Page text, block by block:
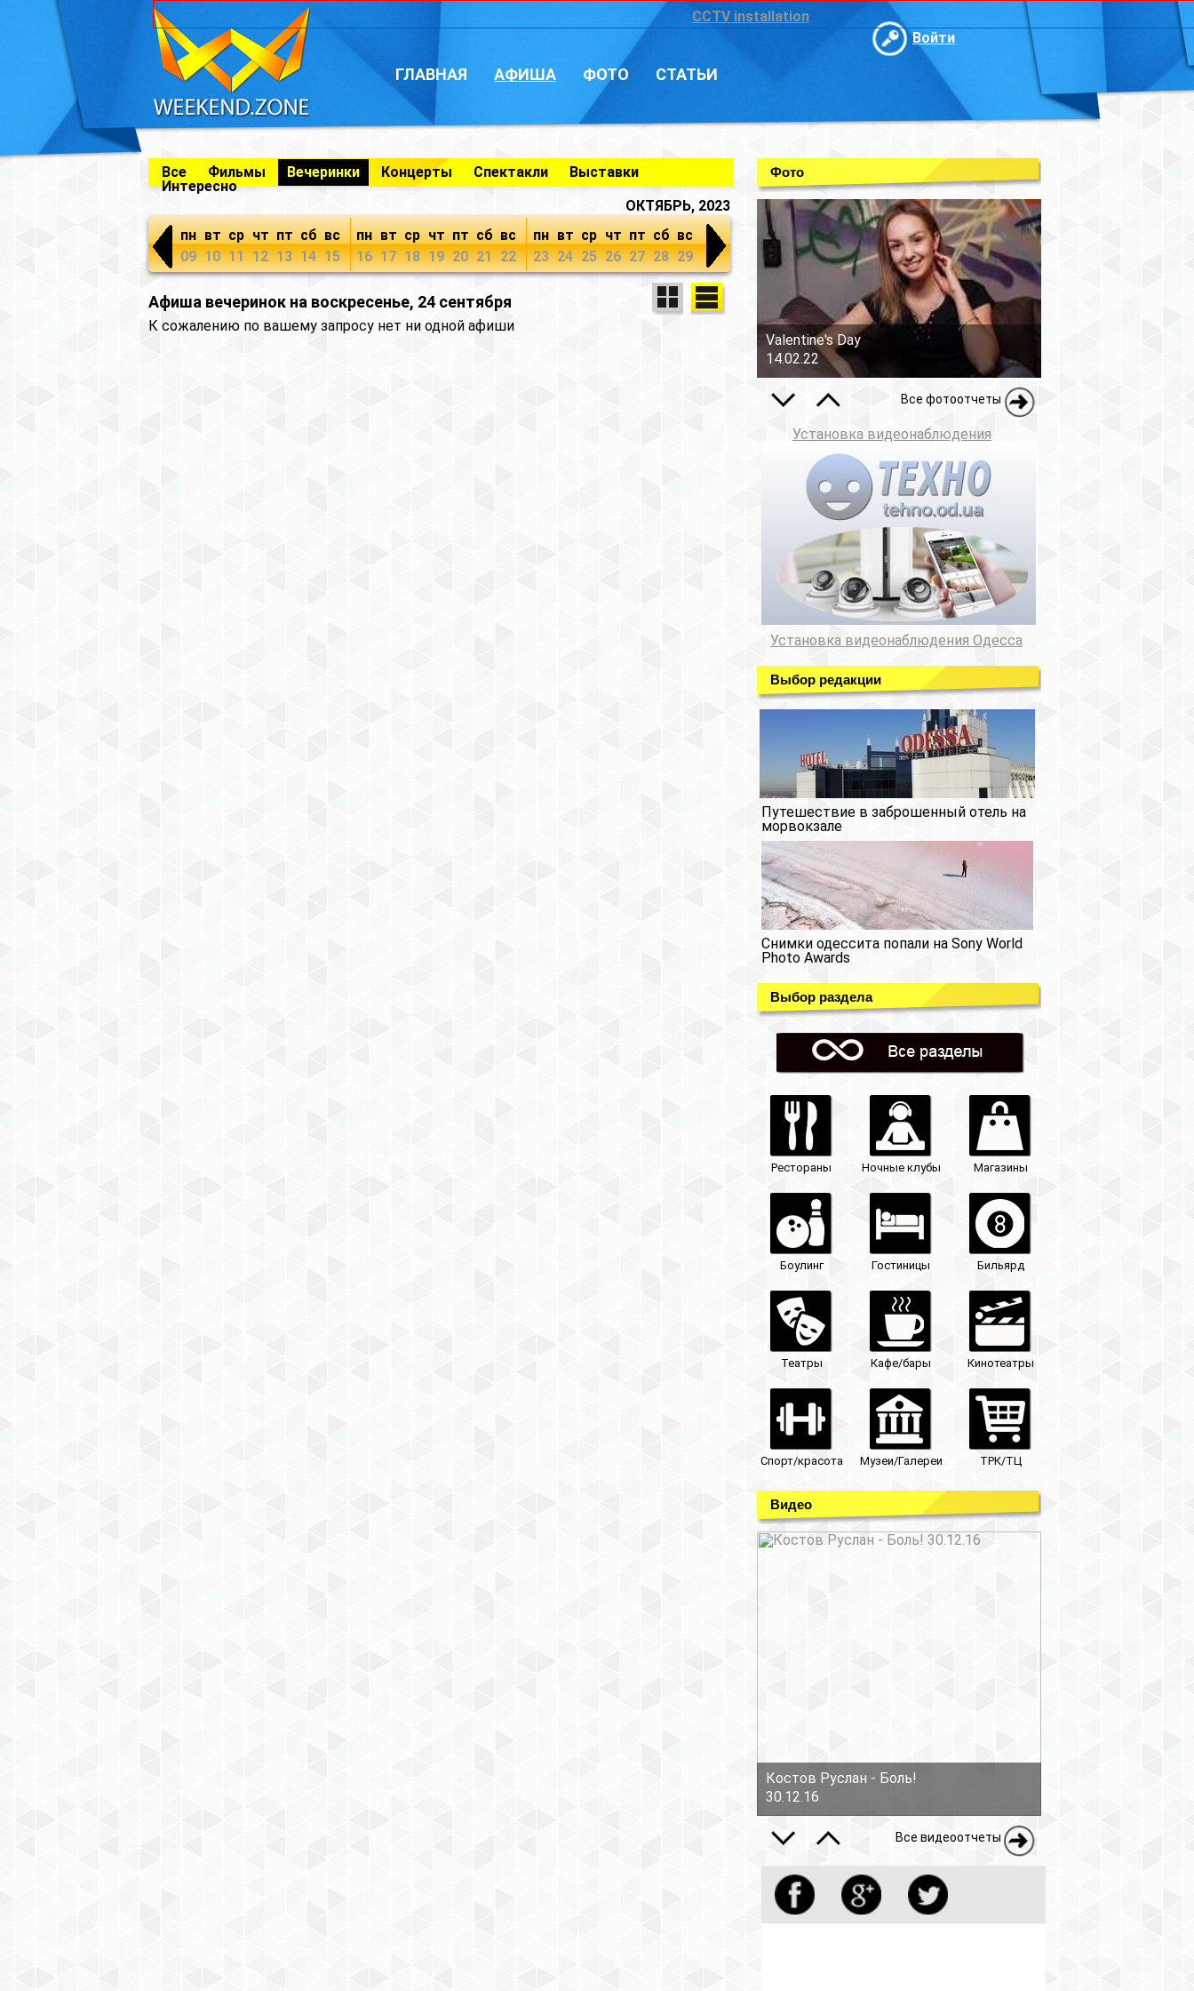
CCTV installation
Войти
ГЛАВНАЯ АФИША ФОТО СТАТЬИ
Все Фильмы Вечеринки Концерты Спектакли
Выставки
Интересно
ОКТЯБРЬ, 2023
пн
09
вт
10
ср
11
чт
12
пт
13
сб
14
вс
15
пн
16
вт
17
ср
18
чт
19
пт
20
сб
21
вс
22
пн
23
вт
24
ср
25
чт
26
пт
27
сб
28
вс
29
Афиша вечеринок на воскресенье, 24 сентября
К сожалению по вашему запросу нет ни одной афиши
Фото
Valentine's Day
14.02.22
Все фотоотчеты
Установка видеонаблюдения
Установка видеонаблюдения Одесса
Выбор редакции
Путешествие в заброшенный отель на
морвокзале
Снимки одессита попали на Sony World
Photo Awards
Выбор раздела
Рестораны Ночные клубы Магазины
Боулинг Гостиницы Бильярд
Театры Кафе/бары Кинотеатры
Спорт/красота Музеи/Галереи ТРК/ТЦ
Видео
Костов Руслан - Боль!
30.12.16
Все видеоотчеты